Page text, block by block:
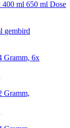
gembird